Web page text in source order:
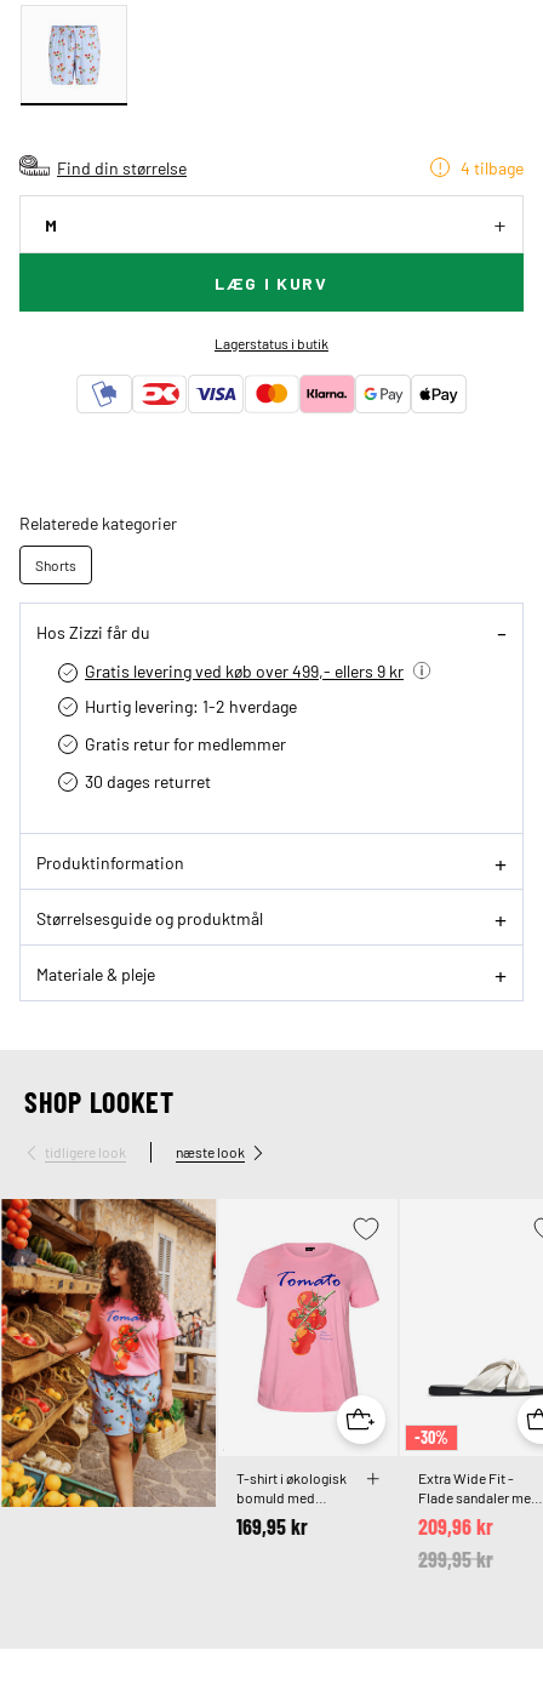
Find din størrelse 4 tilbage
M
LÆG I KURV
Lagerstatus i butik
Relaterede kategorier
Shorts
Hos Zizzi får du
Gratis levering ved køb over 499,- ellers 9 kr
Hurtig levering­: 1-2 hverdage
Gratis retur for medlemmer
30 dages returret
Produktinformation
Størrelsesguide og produktmål
Materiale & pleje
SHOP LOOKET
tidligere look næste look
T-shirt i økologisk
bomuld med
tomatprint
169,95 kr
-30%
Extra Wide Fit -
Flade sandaler med
krydsede satin-
stropper
Price reduced
299,95 krto
209,96 kr